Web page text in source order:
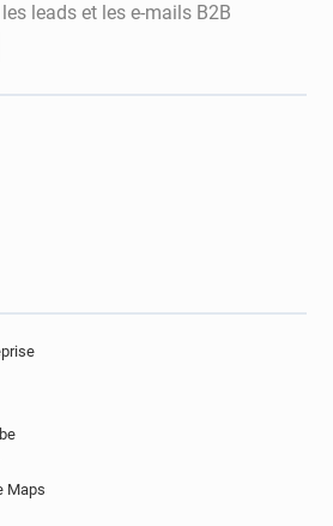
leads et les e-mails B2B
Maps